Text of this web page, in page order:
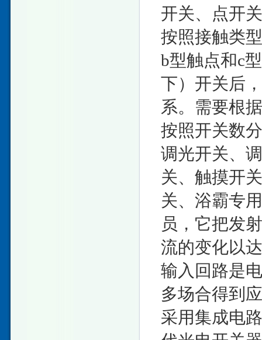
开关、点开
按照接触类
b型触点和c
下）开关后
系。需要根
按照开关数
调光开关、
关、触摸开
关、浴霸专
员，它把发
流的变化以
输入回路是
多场合得到
采用集成电